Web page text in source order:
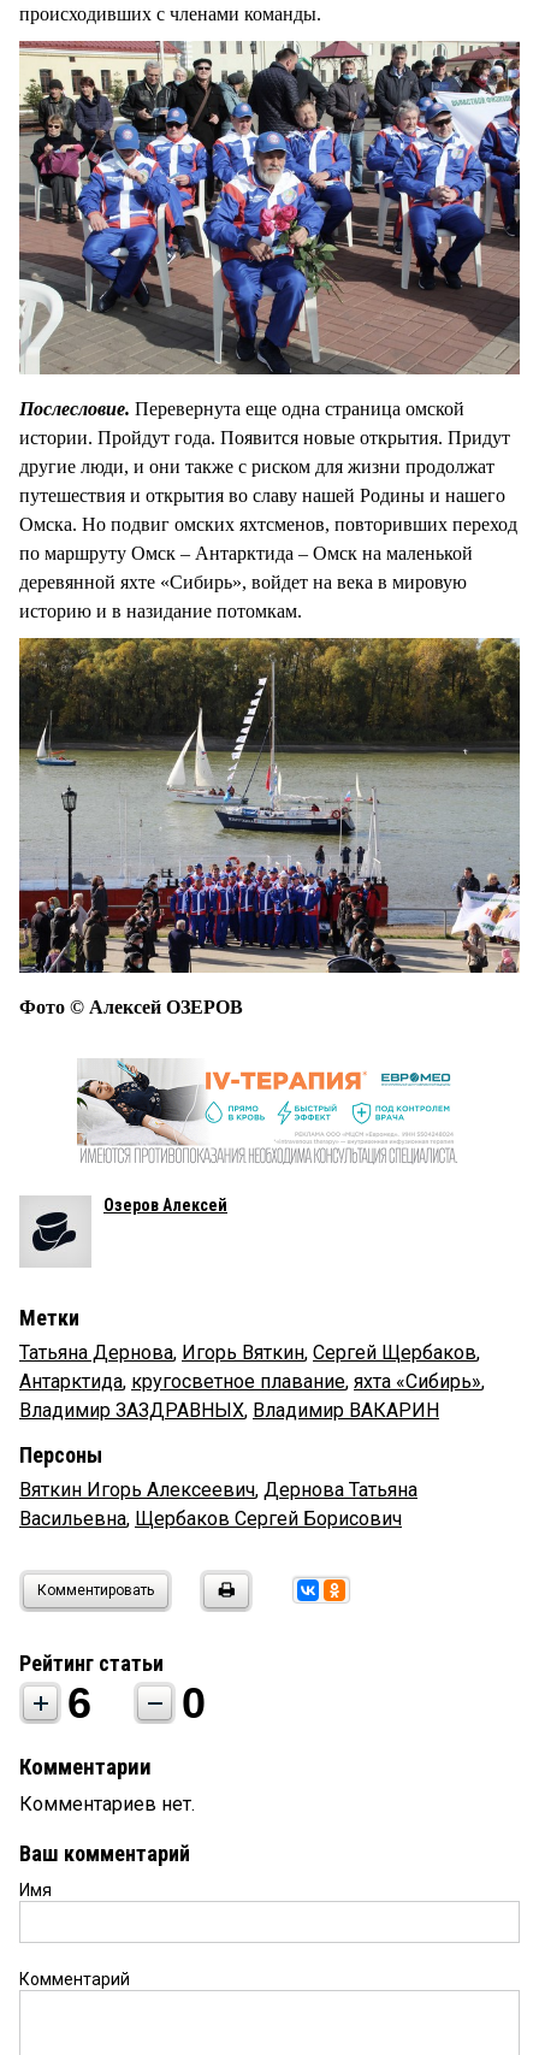
происходивших с членами команды.
Послесловие. Перевернута еще одна страница омской
истории. Пройдут года. Появится новые открытия. Придут
другие люди, и они также с риском для жизни продолжат
путешествия и открытия во славу нашей Родины и нашего
Омска. Но подвиг омских яхтсменов, повторивших переход
по маршруту Омск – Антарктида – Омск на маленькой
деревянной яхте «Сибирь», войдет на века в мировую
историю и в назидание потомкам.
Фото © Алексей ОЗЕРОВ
Озеров Алексей
Метки
Татьяна Дернова, Игорь Вяткин, Сергей Щербаков,
Антарктида, кругосветное плавание, яхта «Сибирь»,
Владимир ЗАЗДРАВНЫХ, Владимир ВАКАРИН
Персоны
Вяткин Игорь Алексеевич, Дернова Татьяна
Васильевна, Щербаков Сергей Борисович
Комментировать
Рейтинг статьи
6 0
Комментарии
Комментариев нет.
Ваш комментарий
Имя
Комментарий